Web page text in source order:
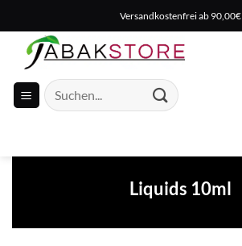
Inhalt
springen
Versandkostenfrei ab 90,00€
Suche
nach:
Liquids 10ml